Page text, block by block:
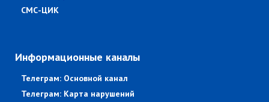
СМС-ЦИК
Информационные каналы
Телеграм: Основной канал
Телеграм: Карта нарушений